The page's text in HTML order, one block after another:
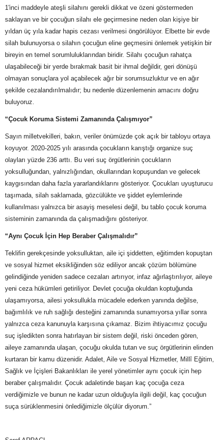
1'inci maddeyle ateşli silahını gerekli dikkat ve özeni göstermeden
saklayan ve bir çocuğun silahı ele geçirmesine neden olan kişiye bir
yıldan üç yıla kadar hapis cezası verilmesi öngörülüyor. Elbette bir evde
silah bulunuyorsa o silahın çocuğun eline geçmesini önlemek yetişkin bir
bireyin en temel sorumluluklarından biridir. Silahı çocuğun rahatça
ulaşabileceği bir yerde bırakmak basit bir ihmal değildir, geri dönüşü
olmayan sonuçlara yol açabilecek ağır bir sorumsuzluktur ve en ağır
şekilde cezalandırılmalıdır; bu nedenle düzenlemenin amacını doğru
buluyoruz.
“Çocuk Koruma Sistemi Zamanında Çalışmıyor”
Sayın milletvekilleri, bakın, veriler önümüzde çok açık bir tabloyu ortaya
koyuyor. 2020-2025 yılı arasında çocukların karıştığı organize suç
olayları yüzde 236 arttı. Bu veri suç örgütlerinin çocukların
yoksulluğundan, yalnızlığından, okullarından kopuşundan ve gelecek
kaygısından daha fazla yararlandıklarını gösteriyor. Çocukları uyuşturucu
taşımada, silah saklamada, gözcülükte ve şiddet eylemlerinde
kullanılması yalnızca bir asayiş meselesi değil, bu tablo çocuk koruma
sisteminin zamanında da çalışmadığını gösteriyor.
“Aynı Çocuk İçin Hep Beraber Çalışmalıdır”
Teklifin gerekçesinde yoksulluktan, aile içi şiddetten, eğitimden kopuştan
ve sosyal hizmet eksikliğinden söz ediliyor ancak çözüm bölümüne
gelindiğinde yeniden sadece cezaları artırıyor, infaz ağırlaştırılıyor, aileye
yeni ceza hükümleri getiriliyor. Devlet çocuğa okuldan koptuğunda
ulaşamıyorsa, ailesi yoksullukla mücadele ederken yanında değilse,
bağımlılık ve ruh sağlığı desteğini zamanında sunamıyorsa yıllar sonra
yalnızca ceza kanunuyla karşısına çıkamaz. Bizim ihtiyacımız çocuğu
suç işledikten sonra hatırlayan bir sistem değil, riski önceden gören,
aileye zamanında ulaşan, çocuğu okulda tutan ve suç örgütlerinin elinden
kurtaran bir kamu düzenidir. Adalet, Aile ve Sosyal Hizmetler, Millî Eğitim,
Sağlık ve İçişleri Bakanlıkları ile yerel yönetimler aynı çocuk için hep
beraber çalışmalıdır. Çocuk adaletinde başarı kaç çocuğa ceza
verdiğimizle ve bunun ne kadar uzun olduğuyla ilgili değil, kaç çocuğun
suça sürüklenmesini önlediğimizle ölçülür diyorum.”